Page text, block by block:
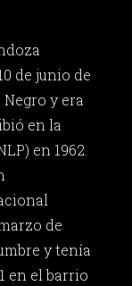
de junio de
y era
en la
en 1962.
de
y tenía
en el barrio